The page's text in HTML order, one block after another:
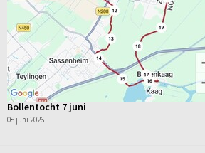
Bollentocht 7 juni
08 juni 2026